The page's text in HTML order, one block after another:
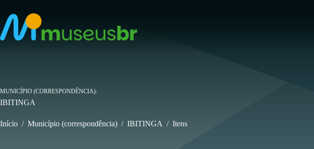
para
conteúdo
MUNICÍPIO (CORRESPONDÊNCIA)
IBITINGA
Início / Município (correspondência) / IBITINGA / Itens